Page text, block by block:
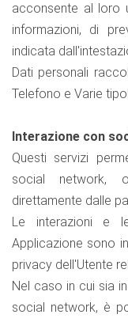
acconsente al loro
informazioni, di
indicata
Dati personali
Telefono e Varie
Interazione con
Questi servizi
social network,
direttamente dalle
Le interazioni e
Applicazione sono
privacy dell'Utente
Nel caso in cui sia
social network, è